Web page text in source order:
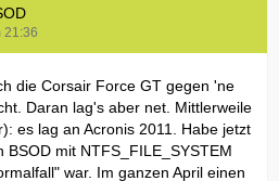
21:36
die Corsair Force GT gegen 'ne
Daran lag's aber net. Mittlerweile
es lag an Acronis 2011. Habe jetzt
mit NTFS_FILE_SYSTEM
war. Im ganzen April einen